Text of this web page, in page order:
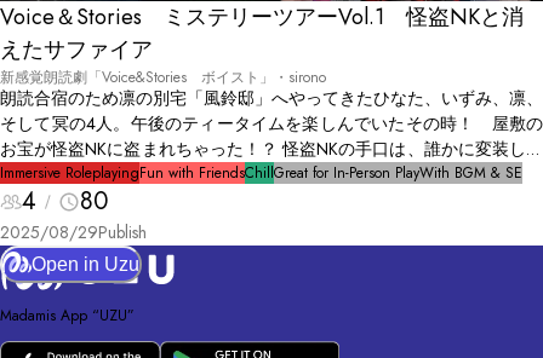
Voice＆Stories ミステリーツアーVol.1 怪盗NKと消
えたサファイア
新感覚朗読劇「Voice&Stories ボイスト」・sirono
朗読合宿のため凛の別宅「風鈴邸」へやってきたひなた、いずみ、凛、
そして冥の4人。午後のティータイムを楽しんでいたその時！ 屋敷の
お宝が怪盗NKに盗まれちゃった！？ 怪盗NKの手口は、誰かに変装して
盗みを働くというもの。つまり、もう既に4人のうち誰かに変装してい
る可能性が高いのだ。 4人は互いに頷いた。 「自分たちで怪盗NKを見
つけて捕まえよう！」 果たして怪盗はひなた、いずみ、凛、冥の誰に
化けているのか。4人の推理合戦が始まる！
Immersive RoleplayingFun with FriendsChillGreat for In-Person PlayWith BGM & SE
4 80
2025/08/29Publish
Open in Uzu
Madamis App “UZU”